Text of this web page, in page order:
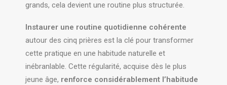
grands, cela devient une routine plus structurée.
Instaurer une routine quotidienne cohérente
autour des cinq prières est la clé pour transformer
cette pratique en une habitude naturelle et
inébranlable. Cette régularité, acquise dès le plus
jeune âge, renforce considérablement l’habitude